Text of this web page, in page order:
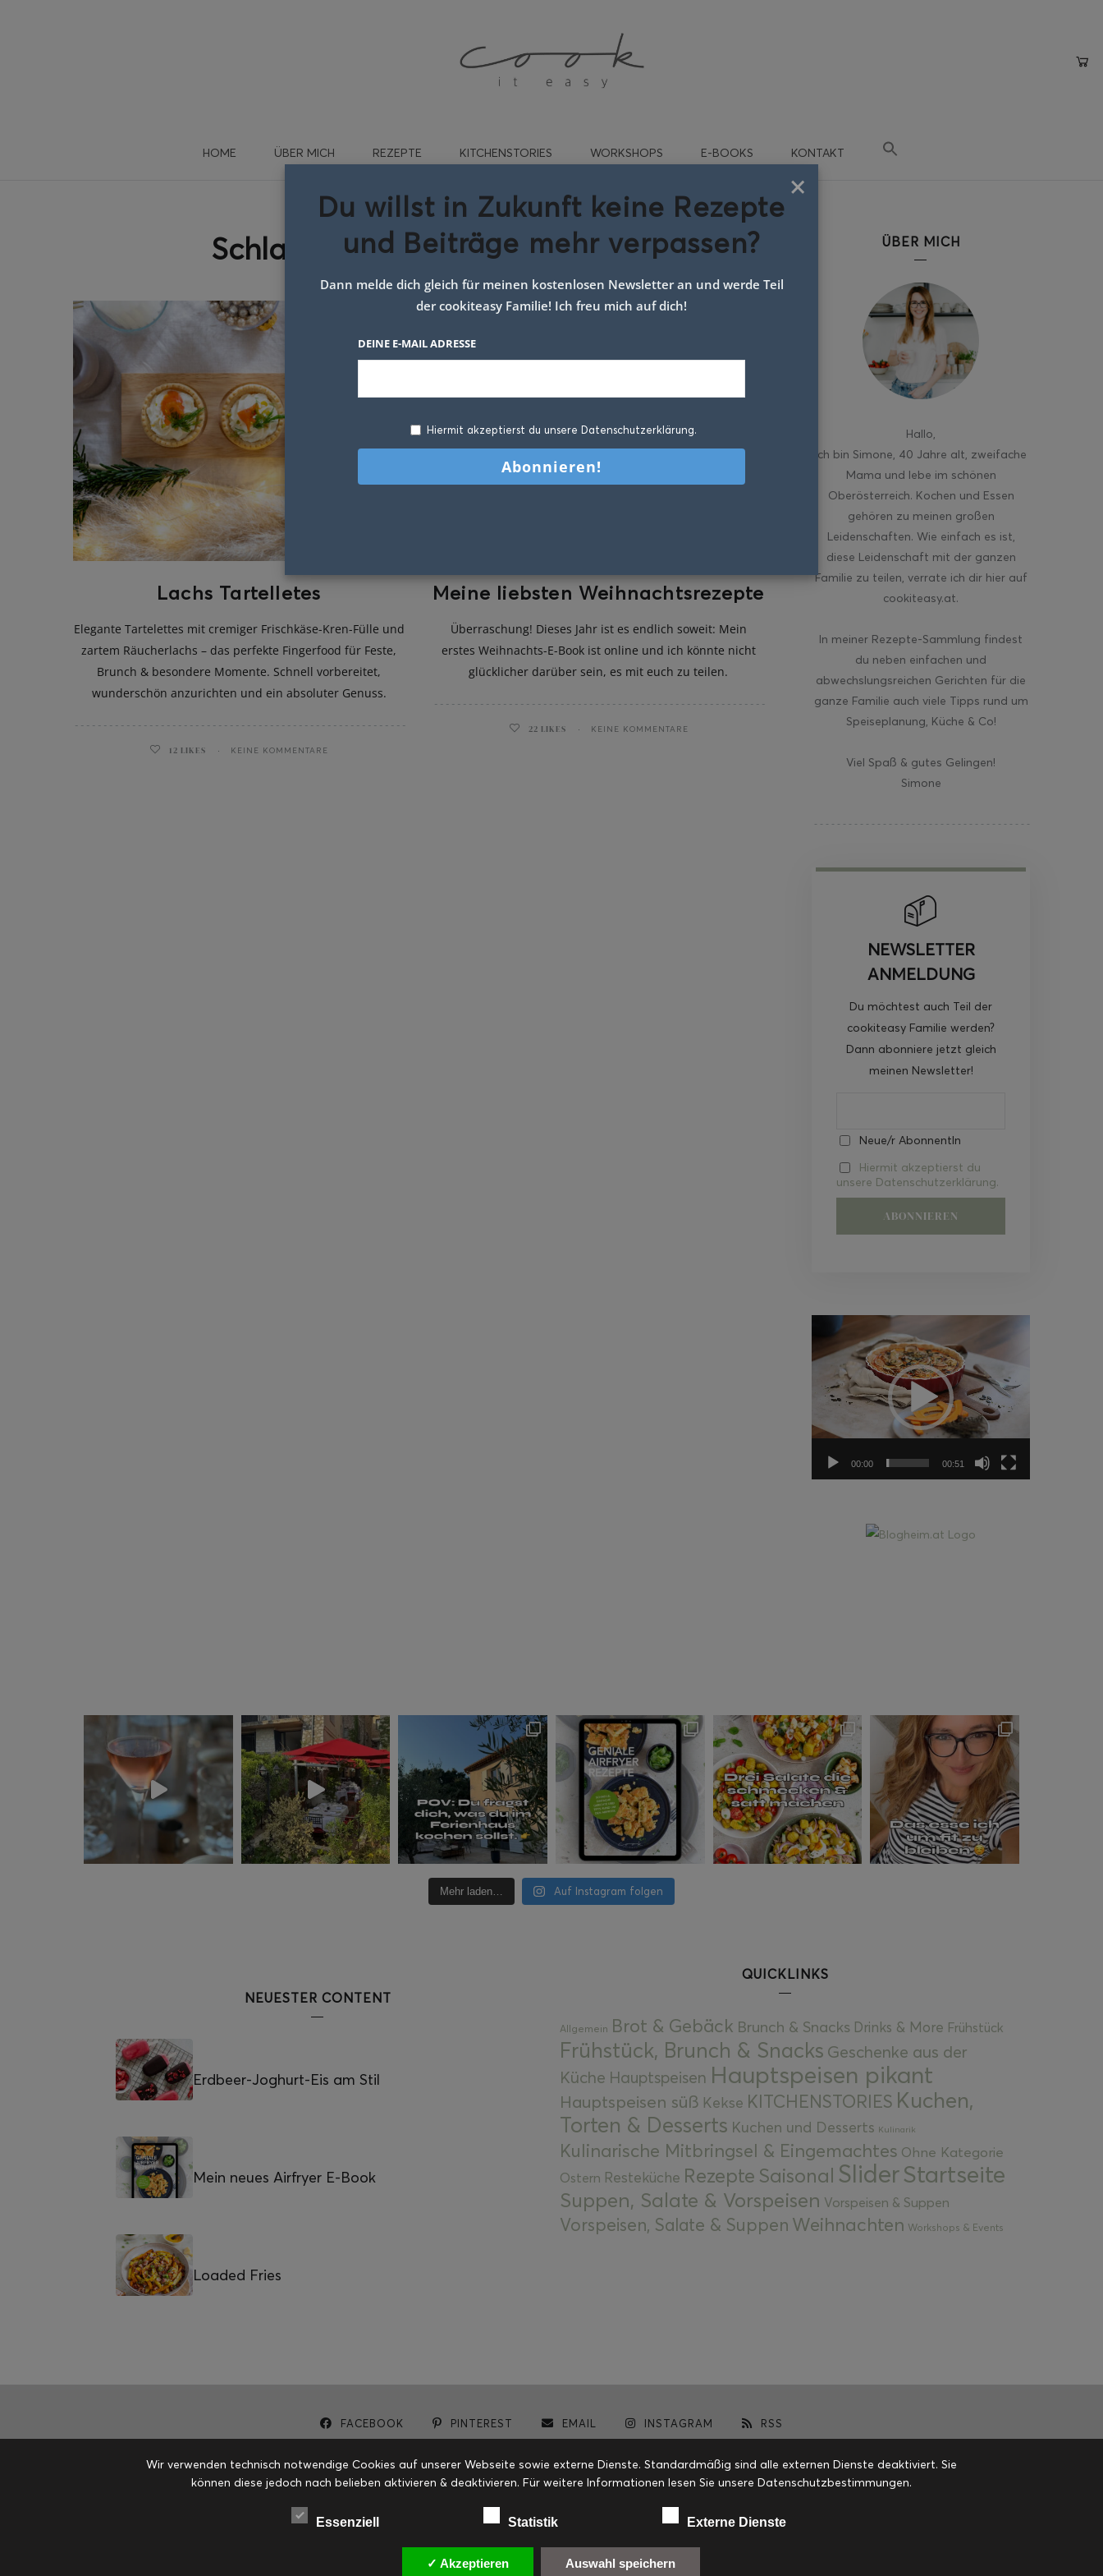
HOME ÜBER MICH REZEPTE KITCHENSTORIES WORKSHOPS E-BOOKS KONTAKT
Schlagwort:Rezepte für Gäste
Lachs Tartelletes
Elegante Tartelettes mit cremiger Frischkäse-Kren-Fülle und
zartem Räucherlachs – das perfekte Fingerfood für Feste,
Brunch & besondere Momente. Schnell vorbereitet,
wunderschön anzurichten und ein absoluter Genuss.
12 LIKES KEINE KOMMENTARE
Meine liebsten Weihnachtsrezepte
Überraschung! Dieses Jahr ist es endlich soweit: Mein
erstes Weihnachts-E-Book ist online und ich könnte nicht
glücklicher darüber sein, es mit euch zu teilen.
22 LIKES KEINE KOMMENTARE
ÜBER MICH
Hallo
ich bin Simone, 40 Jahre alt, zweifache
Mama und lebe im schönen
Oberösterreich. Kochen und Essen
gehören zu meinen großen
Leidenschaften. Wie einfach es ist,
diese Leidenschaft mit der ganzen
Familie zu teilen, verrate ich dir hier auf
cookiteasy.at.
In meiner Rezepte-Sammlung findest
du neben einfachen und
abwechslungsreichen Gerichten für die
ganze Familie auch viele Tipps rund um
Speiseplanung, Küche & Co!
Viel Spaß & gutes Gelingen!
Simone
NEWSLETTER
ANMELDUNG
Du möchtest auch Teil der
cookiteasy Familie werden?
Dann abonniere jetzt gleich
meinen Newsletter!
Neue/r AbonnentIn
Hiermit akzeptierst du
unsere Datenschutzerklärung.
Video-
Player
00:00 00:51
Mehr laden… Auf Instagram folgen
NEUESTER CONTENT
Erdbeer-Joghurt-Eis am Stil
Mein neues Airfryer E-Book
Loaded Fries
QUICKLINKS
Allgemein Brot & Gebäck Brunch & Snacks Drinks & More Frühstück
Frühstück, Brunch & Snacks Geschenke aus der
Küche Hauptspeisen Hauptspeisen pikant
Hauptspeisen süß Kekse KITCHENSTORIES Kuchen,
Torten & Desserts Kuchen und Desserts Kulinarik
Kulinarische Mitbringsel & Eingemachtes Ohne Kategorie
Ostern Resteküche Rezepte Saisonal SliderStartseite
Suppen, Salate & Vorspeisen Vorspeisen & Suppen
Vorspeisen, Salate & Suppen Weihnachten Workshops & Events
FACEBOOK PINTEREST EMAIL INSTAGRAM RSS
×
Du willst in Zukunft keine Rezepte
und Beiträge mehr verpassen?
Dann melde dich gleich für meinen kostenlosen Newsletter an und werde Teil
der cookiteasy Familie! Ich freu mich auf dich!
DEINE E-MAIL ADRESSE
Hiermit akzeptierst du unsere Datenschutzerklärung.
Wir verwenden technisch notwendige Cookies auf unserer Webseite sowie externe Dienste. Standardmäßig sind alle externen Dienste deaktiviert. Sie
können diese jedoch nach belieben aktivieren & deaktivieren. Für weitere Informationen lesen Sie unsere Datenschutzbestimmungen.
Essenziell Statistik Externe Dienste
✓ Akzeptieren Auswahl speichern